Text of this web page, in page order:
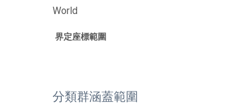
World
界定座標範圍
分類群涵蓋範圍